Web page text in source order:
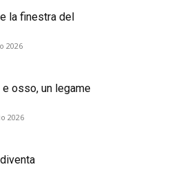
la finestra del
2026
osso, un legame
2026